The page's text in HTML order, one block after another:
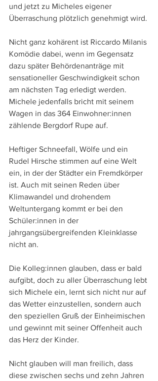
und jetzt zu Micheles eigener
Überraschung plötzlich genehmigt wird.
Nicht ganz kohärent ist Riccardo Milanis
Komödie dabei, wenn im Gegensatz
dazu später Behördenanträge mit
sensationeller Geschwindigkeit schon
am nächsten Tag erledigt werden.
Michele jedenfalls bricht mit seinem
Wagen in das 364 Einwohner:innen
zählende Bergdorf Rupe auf.
Heftiger Schneefall, Wölfe und ein
Rudel Hirsche stimmen auf eine Welt
ein, in der der Städter ein Fremdkörper
ist. Auch mit seinen Reden über
Klimawandel und drohendem
Weltuntergang kommt er bei den
Schüler:innen in der
jahrgangsübergreifenden Kleinklasse
nicht an.
Die Kolleg:innen glauben, dass er bald
aufgibt, doch zu aller Überraschung lebt
sich Michele ein, lernt sich nicht nur auf
das Wetter einzustellen, sondern auch
den speziellen Gruß der Einheimischen
und gewinnt mit seiner Offenheit auch
das Herz der Kinder.
Nicht glauben will man freilich, dass
diese zwischen sechs und zehn Jahren